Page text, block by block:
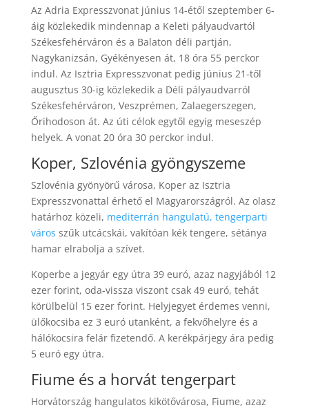
Az Adria Expresszvonat június 14-étől szeptember 6-
áig közlekedik mindennap a Keleti pályaudvartól
Székesfehérváron és a Balaton déli partján,
Nagykanizsán, Gyékényesen át, 18 óra 55 perckor
indul. Az Isztria Expresszvonat pedig június 21-től
augusztus 30-ig közlekedik a Déli pályaudvarról
Székesfehérváron, Veszprémen, Zalaegerszegen,
Őrihodoson át. Az úti célok egytől egyig meseszép
helyek. A vonat 20 óra 30 perckor indul.
Koper, Szlovénia gyöngyszeme
Szlovénia gyönyörű városa, Koper az Isztria
Expresszvonattal érhető el Magyarországról. Az olasz
határhoz közeli, mediterrán hangulatú, tengerparti
város szűk utcácskái, vakítóan kék tengere, sétánya
hamar elrabolja a szívet.
Koperbe a jegyár egy útra 39 euró, azaz nagyjából 12
ezer forint, oda-vissza viszont csak 49 euró, tehát
körülbelül 15 ezer forint. Helyjegyet érdemes venni,
ülőkocsiba ez 3 euró utanként, a fekvőhelyre és a
hálókocsira felár fizetendő. A kerékpárjegy ára pedig
5 euró egy útra.
Fiume és a horvát tengerpart
Horvátország hangulatos kikötővárosa, Fiume, azaz